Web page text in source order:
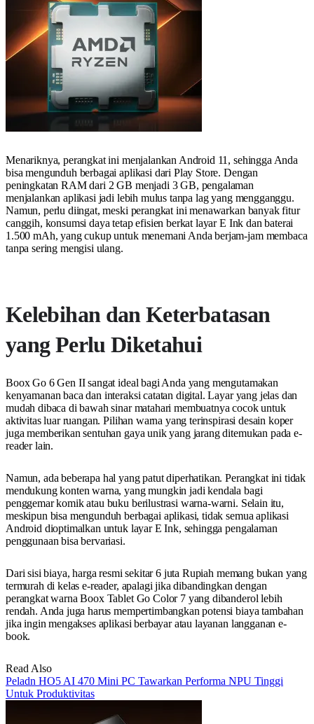
Menariknya, perangkat ini menjalankan Android 11, sehingga Anda
bisa mengunduh berbagai aplikasi dari Play Store. Dengan
peningkatan RAM dari 2 GB menjadi 3 GB, pengalaman
menjalankan aplikasi jadi lebih mulus tanpa lag yang mengganggu.
Namun, perlu diingat, meski perangkat ini menawarkan banyak fitur
canggih, konsumsi daya tetap efisien berkat layar E Ink dan baterai
1.500 mAh, yang cukup untuk menemani Anda berjam-jam membaca
tanpa sering mengisi ulang.
Kelebihan dan Keterbatasan
yang Perlu Diketahui
Boox Go 6 Gen II sangat ideal bagi Anda yang mengutamakan
kenyamanan baca dan interaksi catatan digital. Layar yang jelas dan
mudah dibaca di bawah sinar matahari membuatnya cocok untuk
aktivitas luar ruangan. Pilihan warna yang terinspirasi desain koper
juga memberikan sentuhan gaya unik yang jarang ditemukan pada e-
reader lain.
Namun, ada beberapa hal yang patut diperhatikan. Perangkat ini tidak
mendukung konten warna, yang mungkin jadi kendala bagi
penggemar komik atau buku berilustrasi warna-warni. Selain itu,
meskipun bisa mengunduh berbagai aplikasi, tidak semua aplikasi
Android dioptimalkan untuk layar E Ink, sehingga pengalaman
penggunaan bisa bervariasi.
Dari sisi biaya, harga resmi sekitar 6 juta Rupiah memang bukan yang
termurah di kelas e-reader, apalagi jika dibandingkan dengan
perangkat warna Boox Tablet Go Color 7 yang dibanderol lebih
rendah. Anda juga harus mempertimbangkan potensi biaya tambahan
jika ingin mengakses aplikasi berbayar atau layanan langganan e-
book.
Read Also
Peladn HO5 AI 470 Mini PC Tawarkan Performa NPU Tinggi
Untuk Produktivitas